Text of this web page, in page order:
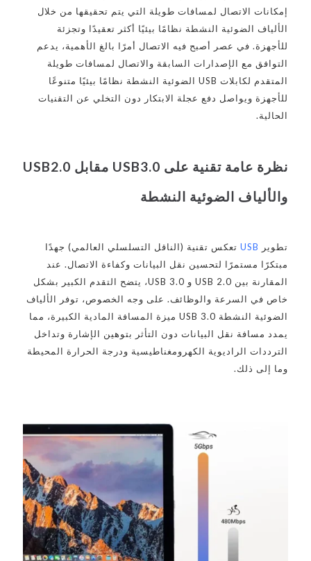
إمكانات الاتصال لمسافات طويلة التي يتم تحقيقها من خلال
الألياف الضوئية النشطة نظامًا بيئيًا أكثر تعقيدًا وتجزئة
للأجهزة. في عصر أصبح فيه الاتصال أمرًا بالغ الأهمية، يدعم
التوافق مع الإصدارات السابقة والاتصال لمسافات طويلة
المتقدم لكابلات USB الضوئية النشطة نظامًا بيئيًا متنوعًا
للأجهزة ويواصل دفع عجلة الابتكار دون التخلي عن التقنيات
الحالية.
نظرة عامة تقنية على USB3.0 مقابل USB2.0
والألياف الضوئية النشطة
تطوير USB تعكس تقنية (الناقل التسلسلي العالمي) جهدًا
مبتكرًا مستمرًا لتحسين نقل البيانات وكفاءة الاتصال. عند
المقارنة بين USB 2.0 و USB 3.0، يتضح التقدم الكبير بشكل
خاص في السرعة والوظائف. على وجه الخصوص، توفر الألياف
الضوئية النشطة USB 3.0 ميزة المسافة المادية الكبيرة، مما
يمدد مسافة نقل البيانات دون التأثر بتوهين الإشارة وتداخل
الترددات الراديوية الكهرومغناطيسية ودرجة الحرارة المحيطة
وما إلى ذلك.